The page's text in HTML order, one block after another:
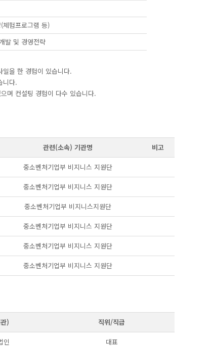
체험프로그램 등)
발 및 경영전략
을 한 경험이 있습니다.
니다.
며 컨설팅 경험이 다수 있습니다.
관련(소속) 기관명 비고
중소벤처기업부 비지니스 지원단
중소벤처기업부 비지니스 지원단
중소벤처기업부 비지니스지원단
중소벤처기업부 비지니스 지원단
중소벤처기업부 비지니스 지원단
중소벤처기업부 비지니스 지원단
) 직위/직급
인 대표